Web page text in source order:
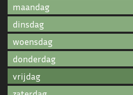
maandag
dinsdag
woensdag
donderdag
vrijdag